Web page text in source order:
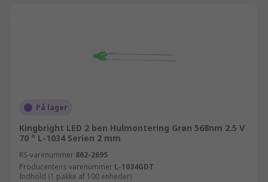
På lager
Kingbright LED 2 ben Hulmontering Grøn 568nm 2.5 V
70 ° L-1034 Serien 2 mm
RS-varenummer 862-2695
Producentens varenummer L-1034GDT
Indhold (1 pakke af 100 enheder)